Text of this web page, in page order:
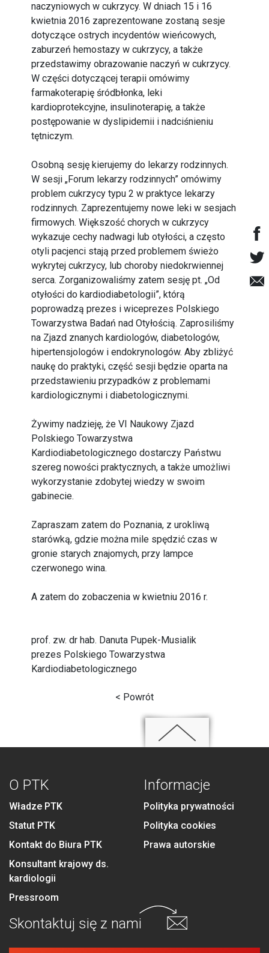
naczyniowych w cukrzycy. W dniach 15 i 16
kwietnia 2016 zaprezentowane zostaną sesje
dotyczące ostrych incydentów wieńcowych,
zaburzeń hemostazy w cukrzycy, a także
przedstawimy obrazowanie naczyń w cukrzycy.
W części dotyczącej terapii omówimy
farmakoterapię śródbłonka, leki
kardioprotekcyjne, insulinoterapię, a także
postępowanie w dyslipidemii i nadciśnieniu
tętniczym.
Osobną sesję kierujemy do lekarzy rodzinnych.
W sesji „Forum lekarzy rodzinnych” omówimy
problem cukrzycy typu 2 w praktyce lekarzy
rodzinnych. Zaprezentujemy nowe leki w sesjach
firmowych. Większość chorych w cukrzycy
wykazuje cechy nadwagi lub otyłości, a często
otyli pacjenci stają przed problemem świeżo
wykrytej cukrzycy, lub choroby niedokrwiennej
serca. Zorganizowaliśmy zatem sesję pt. „Od
otyłości do kardiodiabetologii”, którą
poprowadzą prezes i wiceprezes Polskiego
Towarzystwa Badań nad Otyłością. Zaprosiliśmy
na Zjazd znanych kardiologów, diabetologów,
hipertensjologów i endokrynologów. Aby zbliżyć
naukę do praktyki, część sesji będzie oparta na
przedstawieniu przypadków z problemami
kardiologicznymi i diabetologicznymi.
Żywimy nadzieję, że VI Naukowy Zjazd
Polskiego Towarzystwa
Kardiodiabetologicznego dostarczy Państwu
szereg nowości praktycznych, a także umożliwi
wykorzystanie zdobytej wiedzy w swoim
gabinecie.
Zapraszam zatem do Poznania, z urokliwą
starówką, gdzie można mile spędzić czas w
gronie starych znajomych, przy lampce
czerwonego wina.
A zatem do zobaczenia w kwietniu 2016 r.
prof. zw. dr hab. Danuta Pupek-Musialik
prezes Polskiego Towarzystwa
Kardiodiabetologicznego
< Powrót
O PTK
Władze PTK
Statut PTK
Kontakt do Biura PTK
Konsultant krajowy ds.
kardiologii
Pressroom
Informacje
Polityka prywatności
Polityka cookies
Prawa autorskie
Skontaktuj się z nami